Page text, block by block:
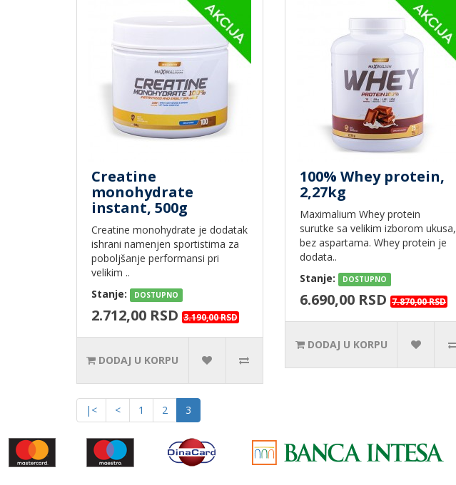
Creatine
monohydrate
instant, 500g
Creatine monohydrate je dodatak
ishrani namenjen sportistima za
poboljšanje performansi pri
velikim ..
Stanje:
DOSTUPNO
2.712,00 RSD 3.190,00 RSD
DODAJ U KORPU
100% Whey protein,
2,27kg
Maximalium Whey protein
surutke sa velikim izborom ukusa,
bez aspartama. Whey protein je
dodata..
Stanje:
DOSTUPNO
6.690,00 RSD 7.870,00 RSD
DODAJ U KORPU
|< < 1 2 3